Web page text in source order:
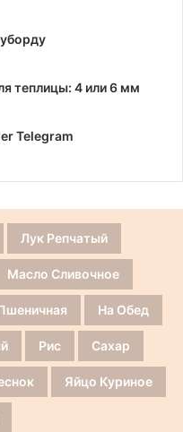
теплицы: 4 или 6 мм
Telegram
Лук Репчатый
Масло Сливочное
На Обед
Рис Сахар
Яйцо Куриное